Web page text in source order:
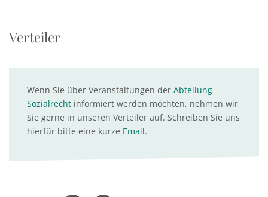
Verteiler
Wenn Sie über Veranstaltungen der Abteilung
Sozialrecht informiert werden möchten, nehmen wir
Sie gerne in unseren Verteiler auf. Schreiben Sie uns
hierfür bitte eine kurze Email.